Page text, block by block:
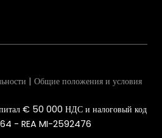
€ 50 000 НДС и налоговый код
- REA MI-2592476
| Общие положения и условия